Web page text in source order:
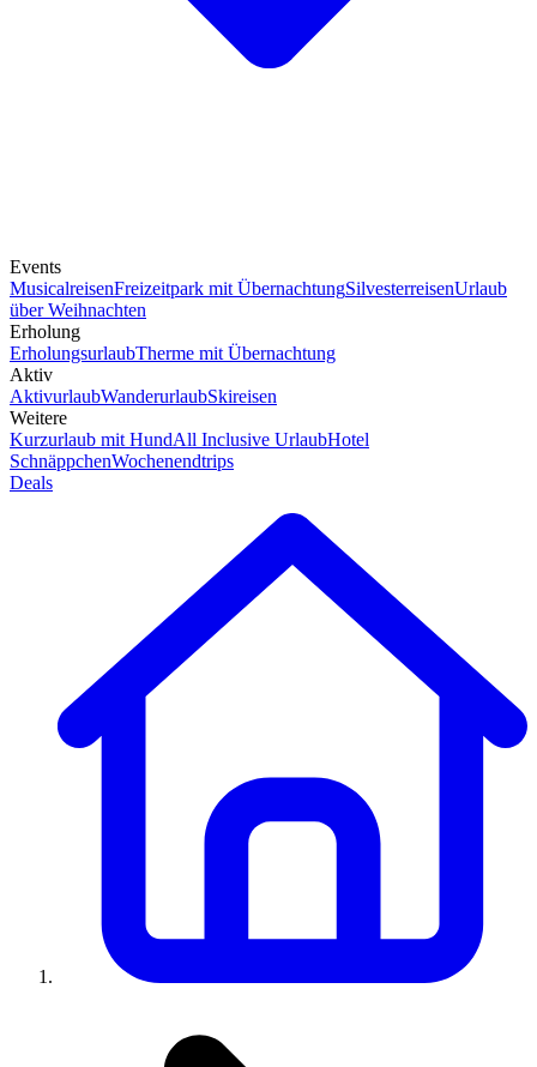
Events
MusicalreisenFreizeitpark mit ÜbernachtungSilvesterreisenUrlaub
über Weihnachten
Erholung
ErholungsurlaubTherme mit Übernachtung
Aktiv
AktivurlaubWanderurlaubSkireisen
Weitere
Kurzurlaub mit HundAll Inclusive UrlaubHotel
SchnäppchenWochenendtrips
Deals